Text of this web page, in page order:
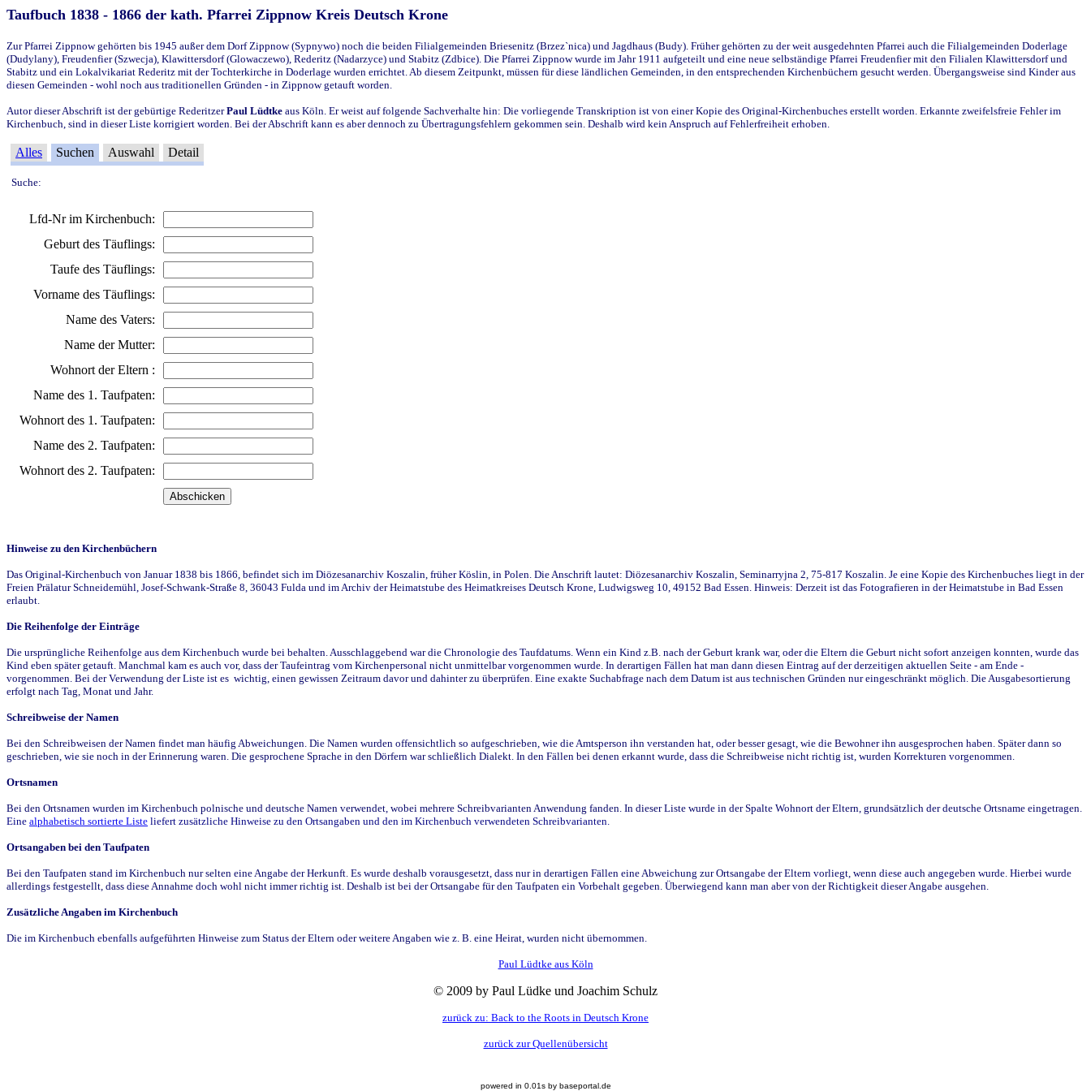
Taufbuch 1838 - 1866 der kath. Pfarrei Zippnow Kreis Deutsch Krone
Zur Pfarrei Zippnow gehörten bis 1945 außer dem Dorf Zippnow (Sypnywo) noch die beiden Filialgemeinden Briesenitz (Brzez`nica) und Jagdhaus (Budy). Früher gehörten zu der weit ausgedehnten Pfarrei auch die Filialgemeinden Doderlage
(Dudylany), Freudenfier (Szwecja), Klawittersdorf (Glowaczewo), Rederitz (Nadarzyce) und Stabitz (Zdbice). Die Pfarrei Zippnow wurde im Jahr 1911 aufgeteilt und eine neue selbständige Pfarrei Freudenfier mit den Filialen Klawittersdorf und
Stabitz und ein Lokalvikariat Rederitz mit der Tochterkirche in Doderlage wurden errichtet. Ab diesem Zeitpunkt, müssen für diese ländlichen Gemeinden, in den entsprechenden Kirchenbüchern gesucht werden. Übergangsweise sind Kinder aus
diesen Gemeinden - wohl noch aus traditionellen Gründen - in Zippnow getauft worden.
Autor dieser Abschrift ist der gebürtige RederitzerPaul Lüdtke aus Köln. Er weist auf folgende Sachverhalte hin: Die vorliegende Transkription ist von einer Kopie des Original-Kirchenbuches erstellt worden. Erkannte zweifelsfreie Fehler im
Kirchenbuch, sind in dieser Liste korrigiert worden. Bei der Abschrift kann es aber dennoch zu Übertragungsfehlern gekommen sein. Deshalb wird kein Anspruch auf Fehlerfreiheit erhoben.
Alles Suchen Auswahl Detail
Suche:
Lfd-Nr im Kirchenbuch:
Geburt des Täuflings:
Taufe des Täuflings:
Vorname des Täuflings:
Name des Vaters:
Name der Mutter:
Wohnort der Eltern :
Name des 1. Taufpaten:
Wohnort des 1. Taufpaten:
Name des 2. Taufpaten:
Wohnort des 2. Taufpaten:
Hinweise zu den Kirchenbüchern
Das Original-Kirchenbuch von Januar 1838 bis 1866, befindet sich im Diözesanarchiv Koszalin, früher Köslin, in Polen. Die Anschrift lautet: Diözesanarchiv Koszalin, Seminarryjna 2, 75-817 Koszalin. Je eine Kopie des Kirchenbuches liegt in der
Freien Prälatur Schneidemühl, Josef-Schwank-Straße 8, 36043 Fulda und im Archiv der Heimatstube des Heimatkreises Deutsch Krone, Ludwigsweg 10, 49152 Bad Essen. Hinweis: Derzeit ist das Fotografieren in der Heimatstube in Bad Essen
erlaubt.
Die Reihenfolge der Einträge
Die ursprüngliche Reihenfolge aus dem Kirchenbuch wurde bei behalten. Ausschlaggebend war die Chronologie des Taufdatums. Wenn ein Kind z.B. nach der Geburt krank war, oder die Eltern die Geburt nicht sofort anzeigen konnten, wurde das
Kind eben später getauft. Manchmal kam es auch vor, dass der Taufeintrag vom Kirchenpersonal nicht unmittelbar vorgenommen wurde. In derartigen Fällen hat man dann diesen Eintrag auf der derzeitigen aktuellen Seite - am Ende -
vorgenommen. Bei der Verwendung der Liste ist es wichtig, einen gewissen Zeitraum davor und dahinter zu überprüfen. Eine exakte Suchabfrage nach dem Datum ist aus technischen Gründen nur eingeschränkt möglich. Die Ausgabesortierung
erfolgt nach Tag, Monat und Jahr.
Schreibweise der Namen
Bei den Schreibweisen der Namen findet man häufig Abweichungen. Die Namen wurden offensichtlich so aufgeschrieben, wie die Amtsperson ihn verstanden hat, oder besser gesagt, wie die Bewohner ihn ausgesprochen haben. Später dann so
geschrieben, wie sie noch in der Erinnerung waren. Die gesprochene Sprache in den Dörfern war schließlich Dialekt. In den Fällen bei denen erkannt wurde, dass die Schreibweise nicht richtig ist, wurden Korrekturen vorgenommen.
Ortsnamen
Bei den Ortsnamen wurden im Kirchenbuch polnische und deutsche Namen verwendet, wobei mehrere Schreibvarianten Anwendung fanden. In dieser Liste wurde in der Spalte Wohnort der Eltern, grundsätzlich der deutsche Ortsname eingetragen.
Eine alphabetisch sortierte Liste liefert zusätzliche Hinweise zu den Ortsangaben und den im Kirchenbuch verwendeten Schreibvarianten.
Ortsangaben bei den Taufpaten
Bei den Taufpaten stand im Kirchenbuch nur selten eine Angabe der Herkunft. Es wurde deshalb vorausgesetzt, dass nur in derartigen Fällen eine Abweichung zur Ortsangabe der Eltern vorliegt, wenn diese auch angegeben wurde. Hierbei wurde
allerdings festgestellt, dass diese Annahme doch wohl nicht immer richtig ist. Deshalb ist bei der Ortsangabe für den Taufpaten ein Vorbehalt gegeben. Überwiegend kann man aber von der Richtigkeit dieser Angabe ausgehen.
Zusätzliche Angaben im Kirchenbuch
Die im Kirchenbuch ebenfalls aufgeführten Hinweise zum Status der Eltern oder weitere Angaben wie z. B. eine Heirat, wurden nicht übernommen.
Paul Lüdtke aus Köln
© 2009 by Paul Lüdke und Joachim Schulz
zurück zu: Back to the Roots in Deutsch Krone
zurück zur Quellenübersicht
powered in 0.01s by baseportal.de